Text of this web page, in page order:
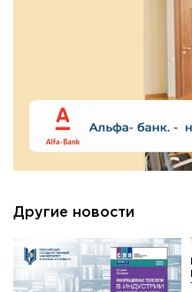
Другие новости